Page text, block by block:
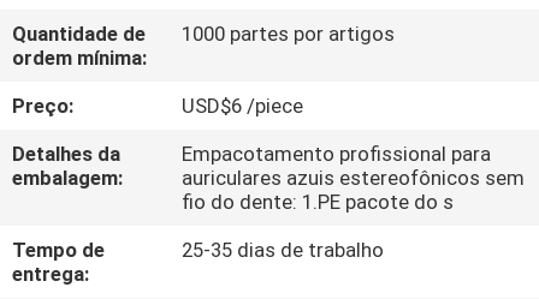
CONTROLE
DA
QUALIDADE
CONTACTE-
Quantidade de
ordem mínima:
1000 partes por artigos
Preço:
USD$6 /piece
Detalhes da
embalagem:
Empacotamento profissional para
auriculares azuis estereofônicos sem
fio do dente: 1.PE pacote do s
Tempo de
entrega:
25-35 dias de trabalho